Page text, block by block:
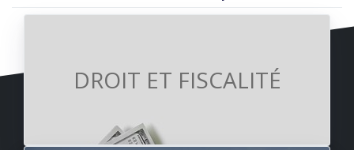
DROIT ET FISCALITÉ